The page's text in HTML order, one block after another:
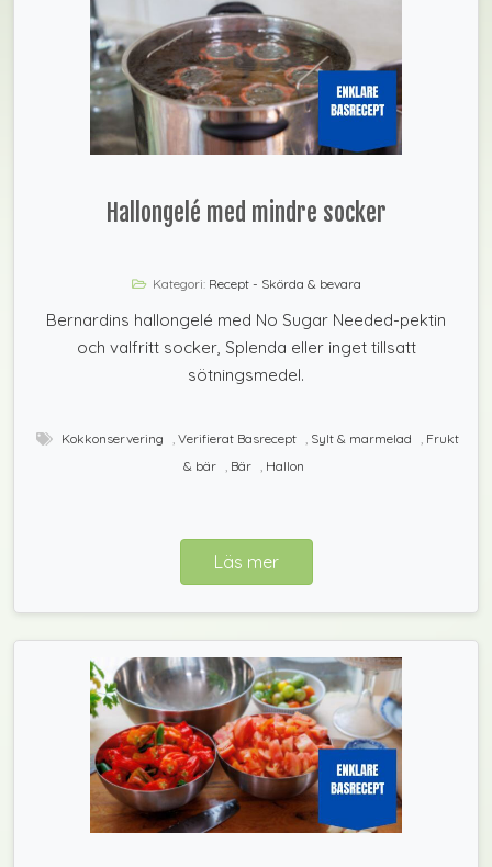
Hallongelé med mindre socker
Kategori: Recept - Skörda & bevara
Bernardins hallongelé med No Sugar Needed-pektin
och valfritt socker, Splenda eller inget tillsatt
sötningsmedel.
Läs mer
Kokkonservering , Verifierat Basrecept , Sylt & marmelad , Frukt
& bär , Bär , Hallon